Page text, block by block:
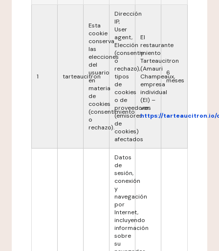
1 tarteaucitron
Esta
cookie
conserva
las
elecciones
del
usuario
en
materia
de
cookies
(consentimiento
o
rechazo).
Dirección
IP,
User
agent,
Elección
(consentimiento
o
rechazo),
tipos
de
cookies
o de
proveedores
(emisores
de
cookies)
afectados
El
restaurante
y
Tarteaucitron
(Amauri
Champeaux,
empresa
individual
(EI) –
ver
https://tarteaucitron.io/
6
meses
Datos
de
sesión,
conexión
y
navegación
por
Internet,
incluyendo
información
sobre
su